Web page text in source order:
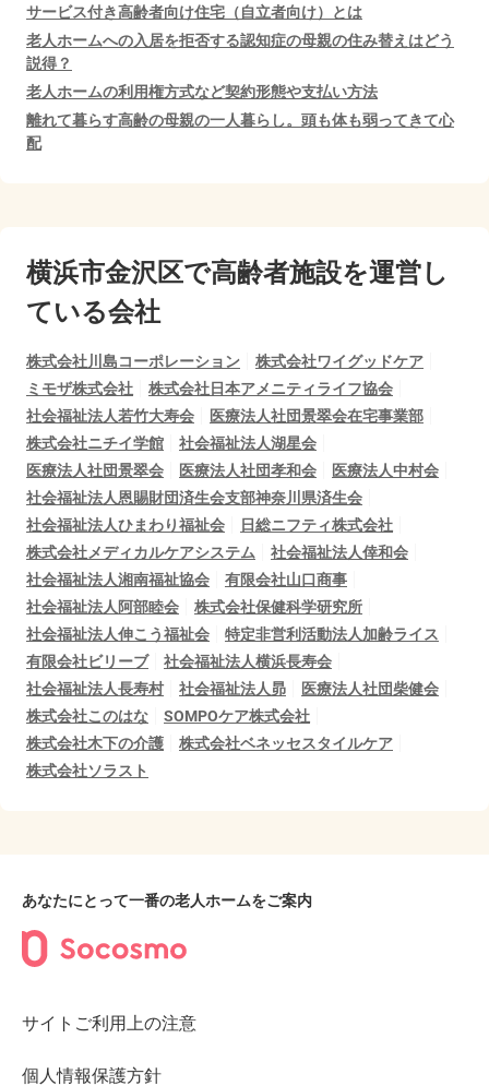
サービス付き高齢者向け住宅（自立者向け）とは
老人ホームへの入居を拒否する認知症の母親の住み替えはどう
説得？
老人ホームの利用権方式など契約形態や支払い方法
離れて暮らす高齢の母親の一人暮らし。頭も体も弱ってきて心
配
横浜市金沢区で高齢者施設を運営し
ている会社
株式会社川島コーポレーション
株式会社ワイグッドケア
ミモザ株式会社
株式会社日本アメニティライフ協会
社会福祉法人若竹大寿会
医療法人社団景翠会在宅事業部
株式会社ニチイ学館
社会福祉法人湖星会
医療法人社団景翠会
医療法人社団孝和会
医療法人中村会
社会福祉法人恩賜財団済生会支部神奈川県済生会
社会福祉法人ひまわり福祉会
日総ニフティ株式会社
株式会社メディカルケアシステム
社会福祉法人倖和会
社会福祉法人湘南福祉協会
有限会社山口商事
社会福祉法人阿部睦会
株式会社保健科学研究所
社会福祉法人伸こう福祉会
特定非営利活動法人加齢ライス
有限会社ビリーブ
社会福祉法人横浜長寿会
社会福祉法人長寿村
社会福祉法人昴
医療法人社団柴健会
株式会社このはな
SOMPOケア株式会社
株式会社木下の介護
株式会社ベネッセスタイルケア
株式会社ソラスト
あなたにとって一番の老人ホームをご案内
サイトご利用上の注意
個人情報保護方針